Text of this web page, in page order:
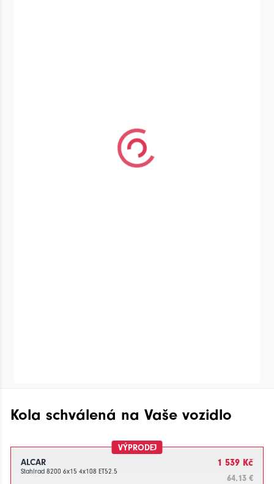
Kola schválená na Vaše vozidlo
VÝPRODEJ
ALCAR
Stahlrad 8200 6x15 4x108 ET52.5
1 539 Kč
64.13 €